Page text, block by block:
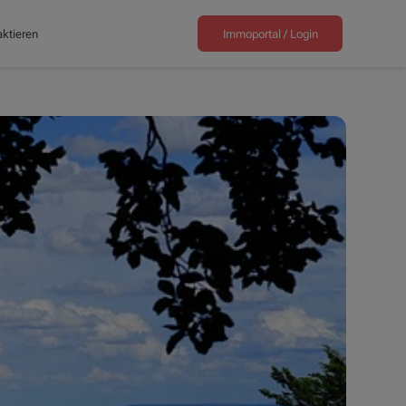
Immoportal / Login